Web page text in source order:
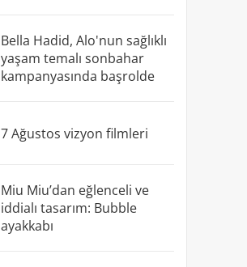
Bella Hadid, Alo'nun sağlıklı
yaşam temalı sonbahar
kampanyasında başrolde
7 Ağustos vizyon filmleri
Miu Miu’dan eğlenceli ve
iddialı tasarım: Bubble
ayakkabı